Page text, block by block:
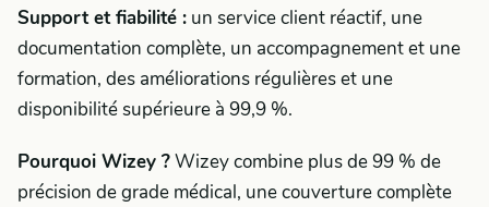
Support et fiabilité : un service client réactif, une
documentation complète, un accompagnement et une
formation, des améliorations régulières et une
disponibilité supérieure à 99,9 %.
Pourquoi Wizey ?Wizey combine plus de 99 % de
précision de grade médical, une couverture complète